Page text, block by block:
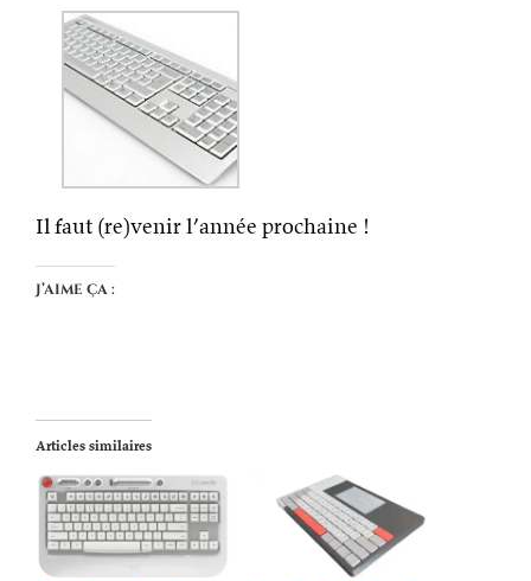
Il faut (re)venir l’année prochaine !
J’aime ça :
Articles similaires